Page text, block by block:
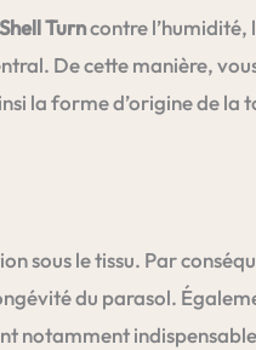
Turncontre l’humidité,
De cette manière,
la forme d’origine de la
sous le tissu. Par
du parasol.
notamment